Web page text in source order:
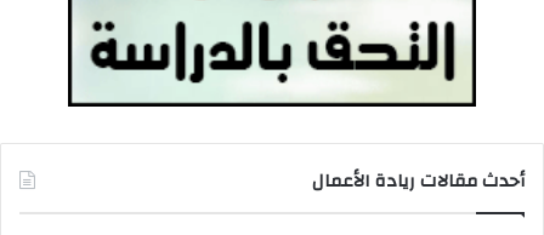
أحدث مقالات ريادة الأعمال